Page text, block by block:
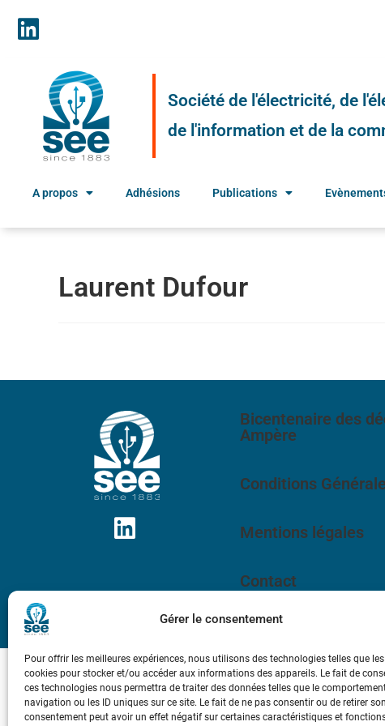
Gérer le consentement
Pour offrir les meilleures expériences, nous utilisons des technologies telles que les
cookies pour stocker et/ou accéder aux informations des appareils. Le fait de
ces technologies nous permettra de traiter des données telles que le
navigation ou les ID uniques sur ce site. Le fait de ne pas consentir ou de retirer son
consentement peut avoir un effet négatif sur certaines caractéristiques et
Société de l'électricité, de
de l'information et de la
A propos Adhésions Publications
Laurent Dufour
Bicentenaire des
Ampère
Conditions
Mentions légales
Contact